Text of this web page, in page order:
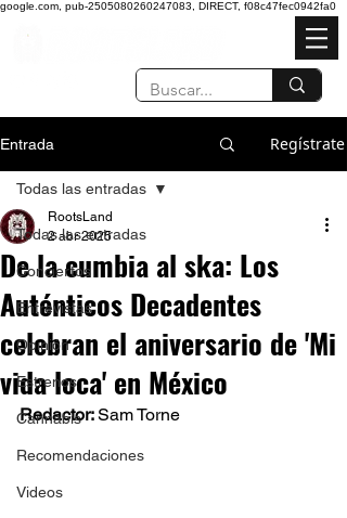
google.com, pub-2505080260247083, DIRECT, f08c47fec0942fa0
Entrada Regístrate
Todas las entradas
Conciertos
Entrevistas
Opinión
Estrenos
Cannabis
Recomendaciones
Videos
Todas las entradas
De la cumbia al ska: Los
Auténticos Decadentes
celebran el aniversario de 'Mi
vida loca' en México
RootsLand
2 abr 2025
Redactor: Sam Torne